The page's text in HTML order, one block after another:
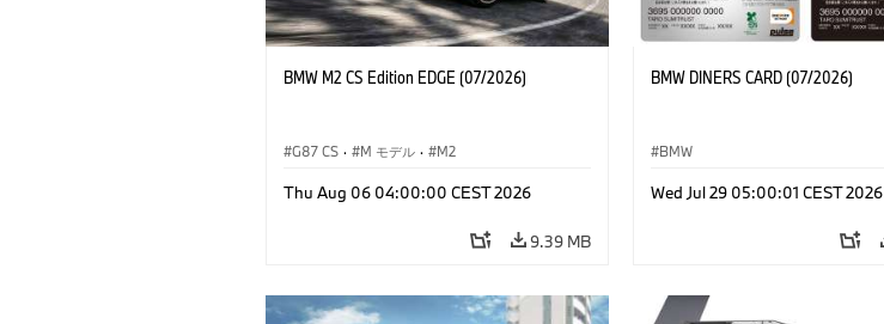
BMW M2 CS Edition EDGE (07/2026)
G87 CS · M モデル · M2
Thu Aug 06 04:00:00 CEST 2026
9.39 MB
BMW DINERS CARD (07/2026)
BMW
Wed Jul 29 05:00:01 CEST 2026